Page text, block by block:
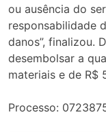
ou ausência do
responsabilidade
danos”, finalizou.
desembolsar a
materiais e de R$
Processo: